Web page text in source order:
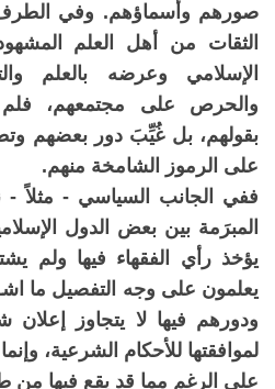
صورهم وأسماؤهم. وفي
الثقات من أهل العلم
الإسلامي وعرضه بالعلم
والحرص على مجتمعهم، فلم
بقولهم، بل غُيِّبَ دور بعضهم
على الرموز الشامخة منهم.
ففي الجانب السياسي - مثلاً -
المبرَمة بين بعض الدول
يؤخذ رأي الفقهاء فيها ولم
يعلمون على وجه التفصيل ما
ودورهم فيها لا يتجاوز إعلان
لموافقتها للأحكام الشرعية،
على الرغم مما قد يقع فيها من